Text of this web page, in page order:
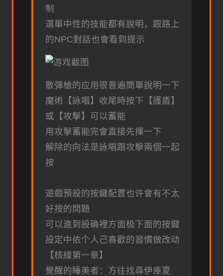
制
選單中性的技能都有說明，跟路上
的NPC對話也會看到提示
散彈槍的应用很普遍簡單說明一下
魔術【詠唱】收尾時按下【護盾】
或【攻擊】可以蓄能
用攻擊蓄能完會直接先揮一下
解除的向法是詠唱跟攻擊兩個一起
按
遊戲預設的按鍵配置也许會有不太
好按的問題
可以進到設确裡方面极下面的按鍵
設定中依个人己喜歡的習慣做改动
【核線第一章】
覺醒的睡美者：方往找尋伊庫夏